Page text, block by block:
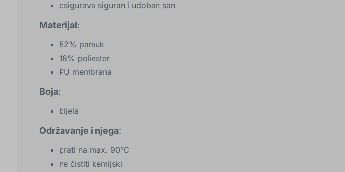
osigurava siguran i udoban san
Materijal:
82% pamuk
18% poliester
PU membrana
Boja:
bijela
Održavanje i njega:
prati na max. 90°C
ne čistiti kemijski